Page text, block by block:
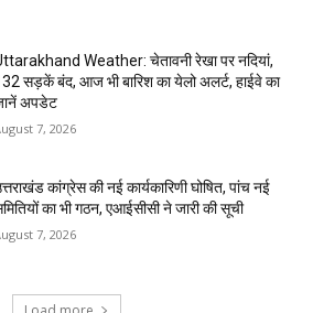
Weather: चेतावनी रेखा पर नदियां,
सड़कें बंद, आज भी बारिश का येलो अलर्ट, हाईवे का
अपडेट
7, 2026
कांग्रेस की नई कार्यकारिणी घोषित, पांच नई
का भी गठन, एआईसीसी ने जारी की सूची
7, 2026